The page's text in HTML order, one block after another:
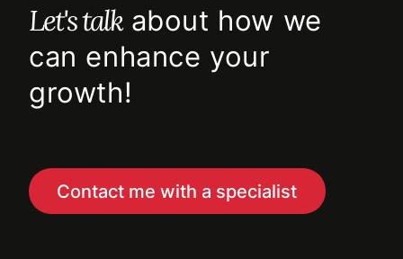
Let's talkabout how we
can enhance your
growth!
Contact me with a specialist